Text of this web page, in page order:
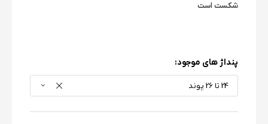
شکست است
پنداژ های موجود:
24 تا 26 پوند